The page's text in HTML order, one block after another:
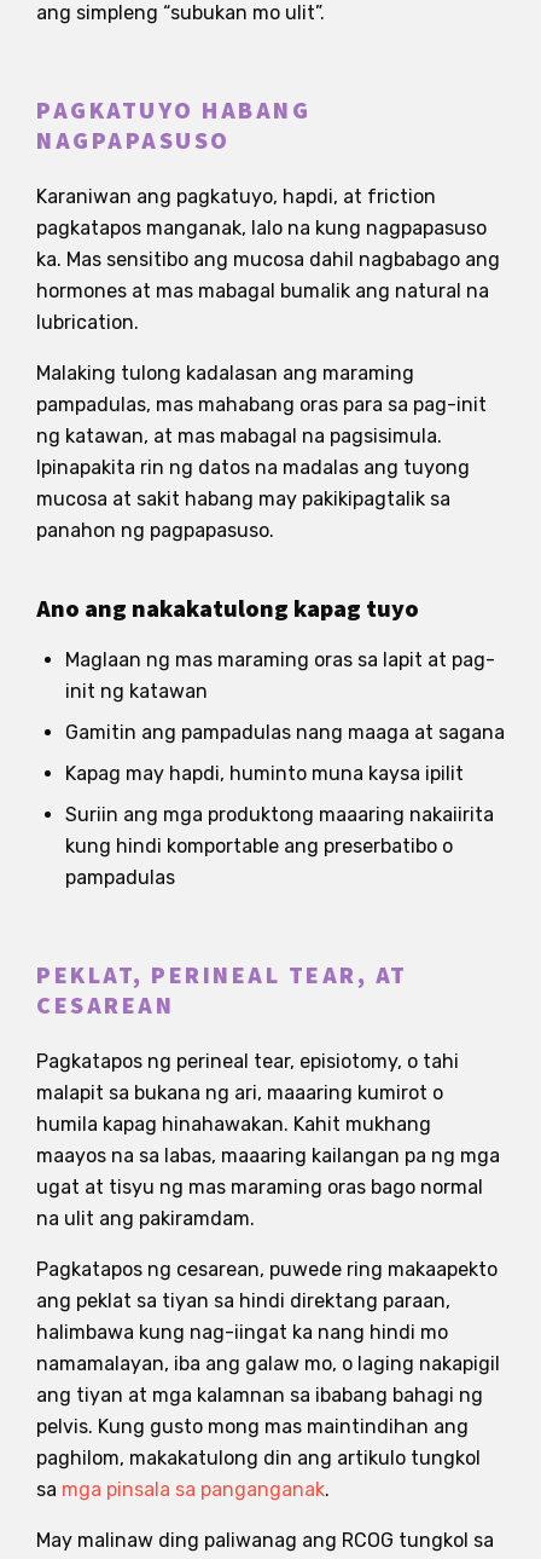
ang simpleng “subukan mo ulit”.
PAGKATUYO HABANG
NAGPAPASUSO
Karaniwan ang pagkatuyo, hapdi, at friction
pagkatapos manganak, lalo na kung nagpapasuso
ka. Mas sensitibo ang mucosa dahil nagbabago ang
hormones at mas mabagal bumalik ang natural na
lubrication.
Malaking tulong kadalasan ang maraming
pampadulas, mas mahabang oras para sa pag-init
ng katawan, at mas mabagal na pagsisimula.
Ipinapakita rin ng datos na madalas ang tuyong
mucosa at sakit habang may pakikipagtalik sa
panahon ng pagpapasuso.
Ano ang nakakatulong kapag tuyo
Maglaan ng mas maraming oras sa lapit at pag-
init ng katawan
Gamitin ang pampadulas nang maaga at sagana
Kapag may hapdi, huminto muna kaysa ipilit
Suriin ang mga produktong maaaring nakaiirita
kung hindi komportable ang preserbatibo o
pampadulas
PEKLAT, PERINEAL TEAR, AT
CESAREAN
Pagkatapos ng perineal tear, episiotomy, o tahi
malapit sa bukana ng ari, maaaring kumirot o
humila kapag hinahawakan. Kahit mukhang
maayos na sa labas, maaaring kailangan pa ng mga
ugat at tisyu ng mas maraming oras bago normal
na ulit ang pakiramdam.
Pagkatapos ng cesarean, puwede ring makaapekto
ang peklat sa tiyan sa hindi direktang paraan,
halimbawa kung nag-iingat ka nang hindi mo
namamalayan, iba ang galaw mo, o laging nakapigil
ang tiyan at mga kalamnan sa ibabang bahagi ng
pelvis. Kung gusto mong mas maintindihan ang
paghilom, makakatulong din ang artikulo tungkol
sa mga pinsala sa panganganak.
May malinaw ding paliwanag ang RCOG tungkol sa